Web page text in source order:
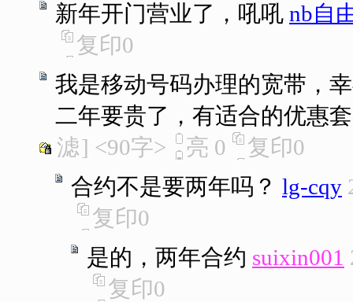
新年开门营业了，吼吼 nb自
复印0
我是移动号码办理的宽带，
二年要贵了，有适合的优惠
滤] <90字> 亮 0 复印0
合约不是要两年吗？ lg-cqy
复印0
是的，两年合约 suixin001
复印0